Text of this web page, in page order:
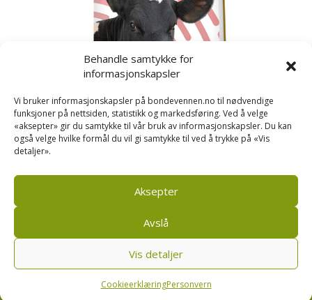
Behandle samtykke for
informasjonskapsler
Vi bruker informasjonskapsler på bondevennen.no til nødvendige
funksjoner på nettsiden, statistikk og markedsføring. Ved å velge
«aksepter» gir du samtykke til vår bruk av informasjonskapsler. Du kan
også velge hvilke formål du vil gi samtykke til ved å trykke på «Vis
detaljer».
Aksepter
Avslå
Vis detaljer
CookieerklæringPersonvern
Kusignal
Bondevennen SA, Pb 208, sentrum, 4001 Stavanger
Personvern og cookies regler